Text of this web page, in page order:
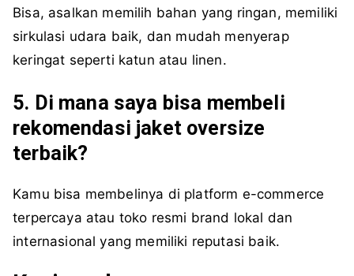
Bisa, asalkan memilih bahan yang ringan, memiliki
sirkulasi udara baik, dan mudah menyerap
keringat seperti katun atau linen.
5. Di mana saya bisa membeli
rekomendasi jaket oversize
terbaik?
Kamu bisa membelinya di platform e-commerce
terpercaya atau toko resmi brand lokal dan
internasional yang memiliki reputasi baik.